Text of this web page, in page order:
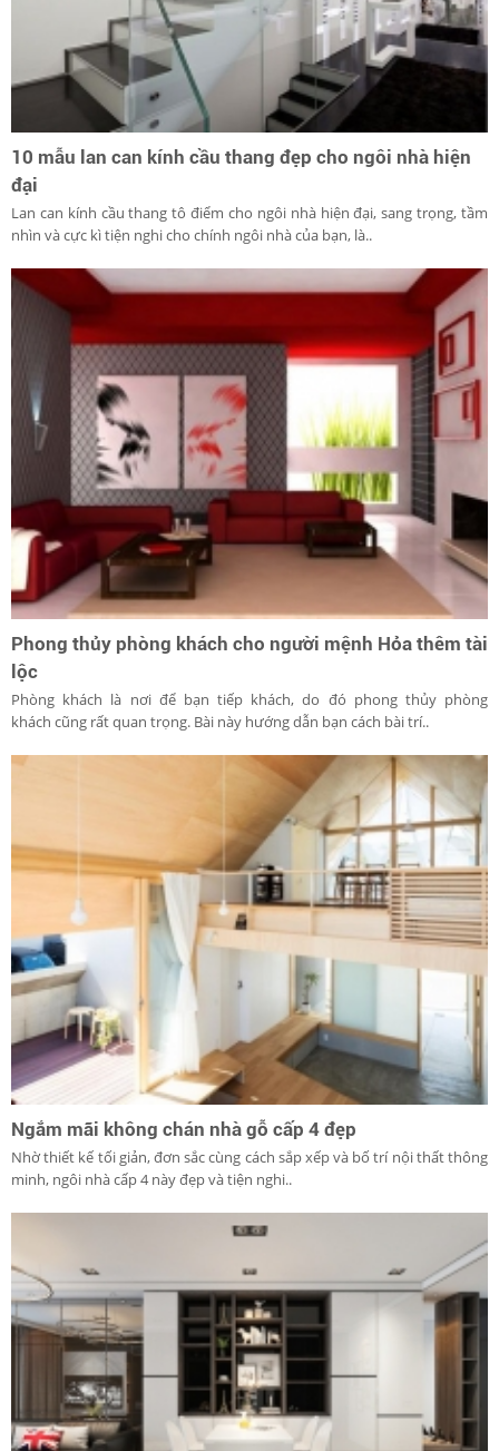
10 mẫu lan can kính cầu thang đẹp cho ngôi nhà hiện
đại
Lan can kính cầu thang tô điểm cho ngôi nhà hiện đại, sang trọng, tầm
nhìn và cực kì tiện nghi cho chính ngôi nhà của bạn, là..
Phong thủy phòng khách cho người mệnh Hỏa thêm tài
lộc
Phòng khách là nơi để bạn tiếp khách, do đó phong thủy phòng
khách cũng rất quan trọng. Bài này hướng dẫn bạn cách bài trí..
Ngắm mãi không chán nhà gỗ cấp 4 đẹp
Nhờ thiết kế tối giản, đơn sắc cùng cách sắp xếp và bố trí nội thất thông
minh, ngôi nhà cấp 4 này đẹp và tiện nghi..